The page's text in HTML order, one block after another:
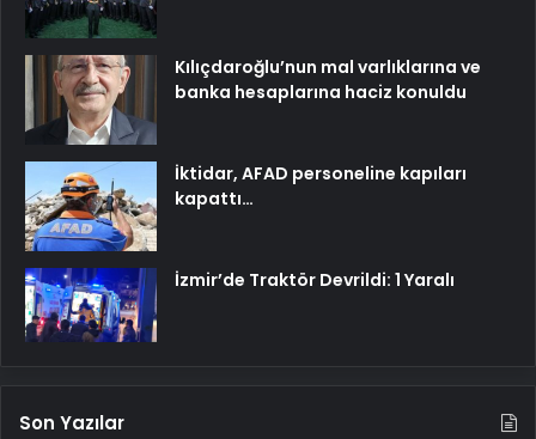
Kılıçdaroğlu’nun mal varlıklarına ve
banka hesaplarına haciz konuldu
İktidar, AFAD personeline kapıları
kapattı…
İzmir’de Traktör Devrildi: 1 Yaralı
Son Yazılar